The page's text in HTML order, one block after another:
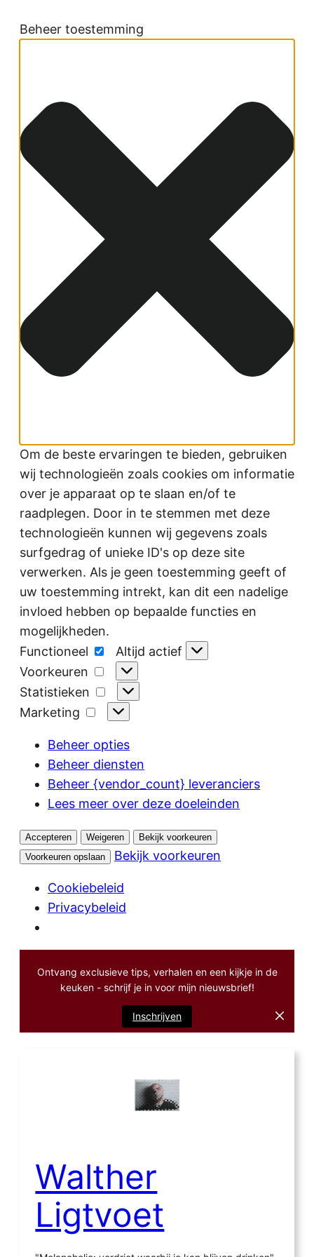
Beheer toestemming
Om de beste ervaringen te bieden, gebruiken
wij technologieën zoals cookies om informatie
over je apparaat op te slaan en/of te
raadplegen. Door in te stemmen met deze
technologieën kunnen wij gegevens zoals
surfgedrag of unieke ID's op deze site
verwerken. Als je geen toestemming geeft of
uw toestemming intrekt, kan dit een nadelige
invloed hebben op bepaalde functies en
mogelijkheden.
Functioneel
Functioneel
Altijd actief
Voorkeuren
Voorkeuren
Statistieken
Statistieken
Marketing
Marketing
Beheer opties
Beheer diensten
Beheer {vendor_count} leveranciers
Lees meer over deze doeleinden
Accepteren Weigeren
Bekijk voorkeuren
Voorkeuren opslaan
Bekijk voorkeuren
Cookiebeleid
Privacybeleid
Ontvang exclusieve tips, verhalen en een kijkje in de
keuken - schrijf je in voor mijn nieuwsbrief!
Inschrijven
Walther
Ligtvoet